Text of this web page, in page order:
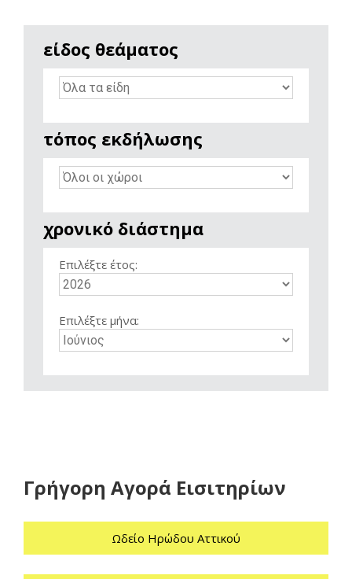
είδος θεάματος
τόπος εκδήλωσης
χρονικό διάστημα
Επιλέξτε έτος:
Επιλέξτε μήνα:
Γρήγορη Αγορά Εισιτηρίων
Ωδείο Ηρώδου Αττικού